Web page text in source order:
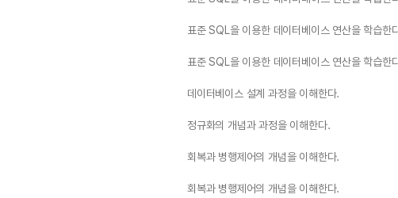
표준 SQL을 이용한 데이터베이스 연산을 학습한
표준 SQL을 이용한 데이터베이스 연산을 학습한
데이터베이스 설계 과정을 이해한다.
정규화의 개념과 과정을 이해한다.
회복과 병행제어의 개념을 이해한다.
회복과 병행제어의 개념을 이해한다.